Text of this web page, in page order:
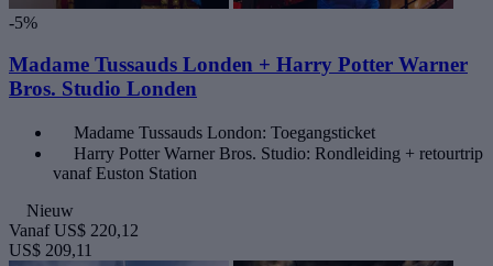
-5%
Madame Tussauds Londen + Harry Potter Warner
Bros. Studio Londen
Madame Tussauds London: Toegangsticket
Harry Potter Warner Bros. Studio: Rondleiding + retourtrip
vanaf Euston Station
Nieuw
Vanaf US$ 220,12
US$ 209,11